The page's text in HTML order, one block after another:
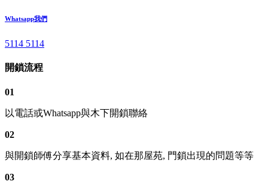
Whatsapp我們
5114 5114
開鎖流程
01
以電話或Whatsapp與木下開鎖聯絡
02
與開鎖師傅分享基本資料, 如在那屋苑, 門鎖出現的問題等等
03